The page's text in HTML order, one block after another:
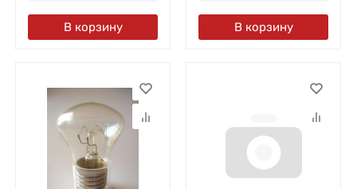
В корзину В корзину